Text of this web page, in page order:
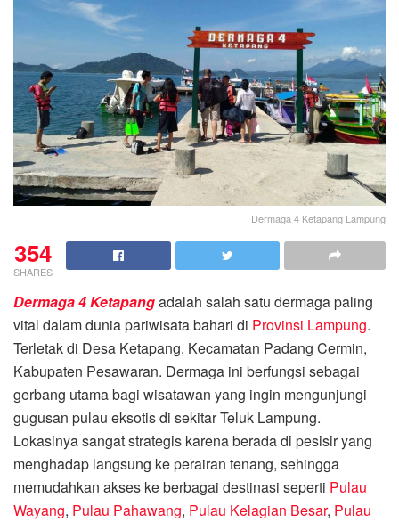
Dermaga 4 Ketapang Lampung
354
SHARES
Dermaga 4 Ketapangadalah salah satu dermaga paling
vital dalam dunia pariwisata bahari di Provinsi Lampung.
Terletak di Desa Ketapang, Kecamatan Padang Cermin,
Kabupaten Pesawaran. Dermaga ini berfungsi sebagai
gerbang utama bagi wisatawan yang ingin mengunjungi
gugusan pulau eksotis di sekitar Teluk Lampung.
Lokasinya sangat strategis karena berada di pesisir yang
menghadap langsung ke perairan tenang, sehingga
memudahkan akses ke berbagai destinasi seperti Pulau
Wayang, Pulau Pahawang, Pulau Kelagian Besar, Pulau